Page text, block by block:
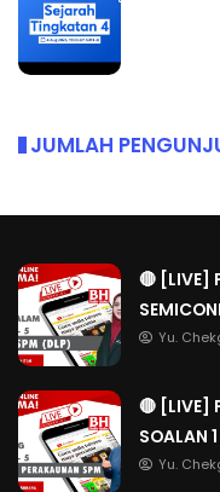
JUMLAH
🔴 [LIVE]
Yu.
🔴 [LIVE]
SOALAN
Yu.